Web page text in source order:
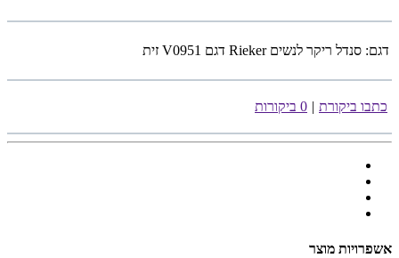
דגם: סנדל ריקר לנשים Rieker דגם V0951 זית
כתבו ביקורת | 0 ביקורות
אשפרויות מוצר